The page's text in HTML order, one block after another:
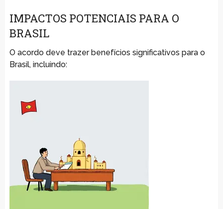
IMPACTOS POTENCIAIS PARA O
BRASIL
O acordo deve trazer benefícios significativos para o
Brasil, incluindo: